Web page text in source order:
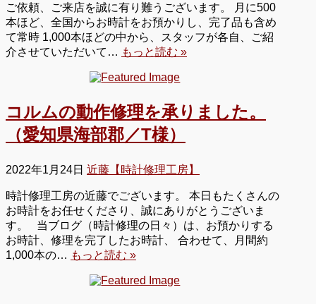
ご依頼、ご来店を誠に有り難うございます。 月に500
本ほど、全国からお時計をお預かりし、完了品も含め
て常時 1,000本ほどの中から、スタッフが各自、ご紹
介させていただいて… もっと読む »
コルムの動作修理を承りました。
（愛知県海部郡／T様）
2022年1月24日 近藤【時計修理工房】
時計修理工房の近藤でございます。 本日もたくさんの
お時計をお任せくださり、誠にありがとうございま
す。 当ブログ（時計修理の日々）は、お預かりする
お時計、修理を完了したお時計、 合わせて、月間約
1,000本の… もっと読む »